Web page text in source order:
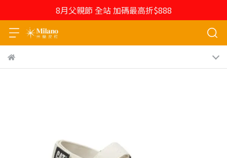
8月父親節 全站 加碼最高折$888